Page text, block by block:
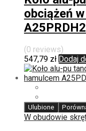
obciążeń
A25PRDH2
(0 reviews)
547,79 zł Dodaj
Ulubione
W obudowie